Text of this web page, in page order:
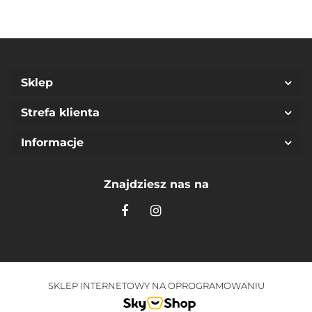
Sklep
Strefa klienta
Informacje
Znajdziesz nas na
SKLEP INTERNETOWY NA OPROGRAMOWANIU